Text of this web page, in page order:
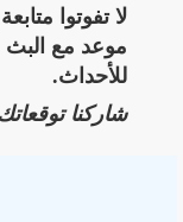
لا تفوتوا
موعد مع البث
للأحداث.
شاركنا